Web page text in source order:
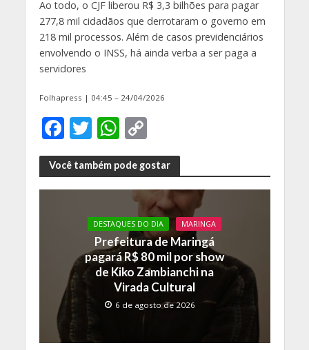
Ao todo, o CJF liberou R$ 3,3 bilhões para pagar
277,8 mil cidadãos que derrotaram o governo em
218 mil processos. Além de casos previdenciários
envolvendo o INSS, há ainda verba a ser paga a
servidores
Folhapress | 04:45 – 24/04/2026
F
ac
e
b
k
T
w
itt
er
W
h
at
s
A
p
p
C
o
p
y
Li
n
k
Você também pode gostar
DESTAQUES DO DIA MARINGA
Prefeitura de Maringá
pagará R$ 80 mil por show
de Kiko Zambianchi na
Virada Cultural
6 de agosto de 2026